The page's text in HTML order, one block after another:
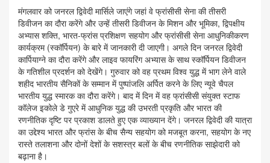
मंगलवार को जनरल द्विवेदी मार्सिले जाएंगे जहां वे फ्रांसीसी सेना की तीसरी
डिवीजन का दौरा करेंगे और उन्हें तीसरी डिवीजन के मिशन और भूमिका, द्विपक्षीय
अभ्यास शक्ति, भारत-फ्रांस प्रशिक्षण सहयोग और फ्रांसीसी सेना आधुनिकीकरण
कार्यक्रम (स्कॉर्पियन) के बारे में जानकारी दी जाएगी। अगले दिन जनरल द्विवेदी
कार्पियाग्ने का दौरा करेंगे और लाइव फायरिंग अभ्यास के साथ स्कॉर्पियन डिवीजन
के गतिशील प्रदर्शन को देखेंगे। गुरुवार को वह प्रथम विश्व युद्ध में भाग लेने वाले
शहीद भारतीय सैनिकों के सम्मान में पुष्पांजलि अर्पित करने के लिए न्यूवे चैपल
भारतीय युद्ध स्मारक का दौरा करेंगे। बाद में दिन में वह फ्रांसीसी संयुक्त स्टाफ
कॉलेज इकोले डे गुएरे में आधुनिक युद्ध की उभरती प्रकृति और भारत की
रणनीतिक दृष्टि पर प्रकाश डालते हुए एक व्याख्यान देंगे। जनरल द्विवेदी की यात्रा
का उद्देश्य भारत और फ्रांस के बीच सैन्य सहयोग को मजबूत करना, सहयोग के नए
रास्ते तलाशना और दोनों देशों के सशस्त्र बलों के बीच रणनीतिक साझेदारी को
बढ़ाना है।